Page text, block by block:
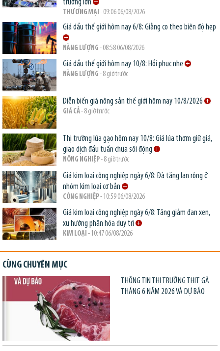
trường lớn
THƯƠNG MẠI - 09:06 06/08/2026
Giá dầu thế giới hôm nay 6/8: Giằng co theo biên độ hẹp
NĂNG LƯỢNG - 08:58 06/08/2026
Giá dầu thế giới hôm nay 10/8: Hồi phục nhẹ
NĂNG LƯỢNG - 8 giờ trước
Diễn biến giá nông sản thế giới hôm nay 10/8/2026
GIÁ CẢ- 8 giờ trước
Thị trường lúa gạo hôm nay 10/8: Giá lúa thơm giữ giá,
giao dịch đầu tuần chưa sôi động
NÔNG NGHIỆP- 8 giờ trước
Giá kim loại công nghiệp ngày 6/8: Đà tăng lan rộng ở
nhóm kim loại cơ bản
CÔNG NGHIỆP- 10:59 06/08/2026
Giá kim loại công nghiệp ngày 6/8: Tăng giảm đan xen,
xu hướng phân hóa duy trì
KIM LOẠI - 10:47 06/08/2026
CÙNG CHUYÊN MỤC
THÔNG TIN THỊ TRƯỜNG THỊT GÀ
THÁNG 6 NĂM 2026 VÀ DỰ BÁO